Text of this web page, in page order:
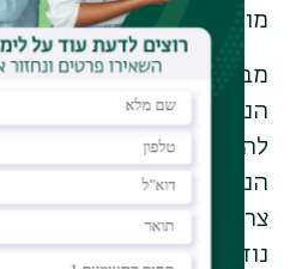
מוזרים או פשוט שיוועו
מבלי להתעלם מהפן
הנודדת, פרופ' בר מציע
להתייסר כשהמחשבה
הנכון מחשבה נודדת היא
צריכים לחוש אשמים
נודדים,"
הוא כותב. "זה